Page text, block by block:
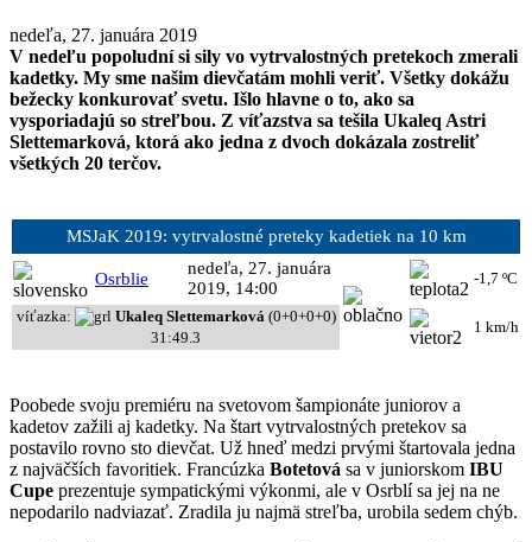
nedeľa, 27. januára 2019
V nedeľu popoludní si sily vo vytrvalostných pretekoch zmerali
kadetky. My sme našim dievčatám mohli veriť. Všetky dokážu
bežecky konkurovať svetu. Išlo hlavne o to, ako sa
vysporiadajú so streľbou. Z víťazstva sa tešila Ukaleq Astri
Slettemarková, ktorá ako jedna z dvoch dokázala zostreliť
všetkých 20 terčov.
MSJaK 2019: vytrvalostné preteky kadetiek na 10 km
Osrblie
nedeľa, 27. januára
2019, 14:00
-1,7 ºC
víťazka: Ukaleq Slettemarková (0+0+0+0)
31:49.3
1 km/h
Poobede svoju premiéru na svetovom šampionáte juniorov a
kadetov zažili aj kadetky. Na štart vytrvalostných pretekov sa
postavilo rovno sto dievčat. Už hneď medzi prvými štartovala jedna
z najväčších favoritiek. Francúzka Botetová sa v juniorskom IBU
Cupe prezentuje sympatickými výkonmi, ale v Osrblí sa jej na ne
nepodarilo nadviazať. Zradila ju najmä streľba, urobila sedem chýb.